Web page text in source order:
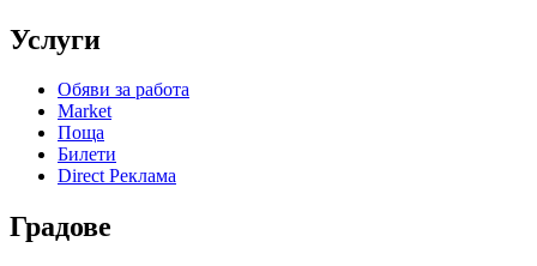
Услуги
Обяви за работа
Market
Поща
Билети
Direct Реклама
Градове